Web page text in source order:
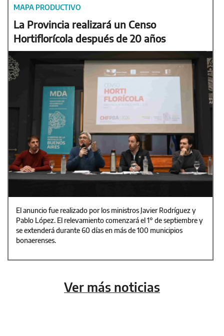
MAPA PRODUCTIVO
La Provincia realizará un Censo
Hortiflorícola después de 20 años
El anuncio fue realizado por los ministros Javier Rodríguez y
Pablo López. El relevamiento comenzará el 1° de septiembre y
se extenderá durante 60 días en más de 100 municipios
bonaerenses.
Ver más noticias